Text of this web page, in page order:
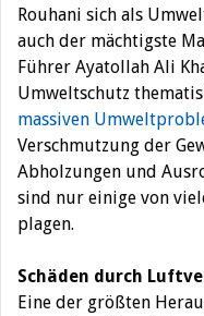
Rouhani sich als
auch der mächtigste
Führer Ayatollah Ali
Umweltschutz
massiven
Verschmutzung der
Abholzungen und
sind nur einige von
plagen.
Schäden durch
Eine der größten